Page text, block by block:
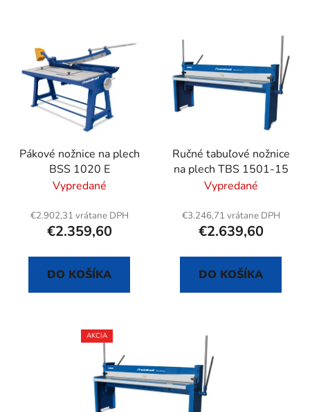
Pákové nožnice na plech
BSS 1020 E
Vypredané
€2.902,31 vrátane DPH
€2.359,60
DO KOŠÍKA
Ručné tabuľové nožnice
na plech TBS 1501-15
Vypredané
€3.246,71 vrátane DPH
€2.639,60
DO KOŠÍKA
AKCIA